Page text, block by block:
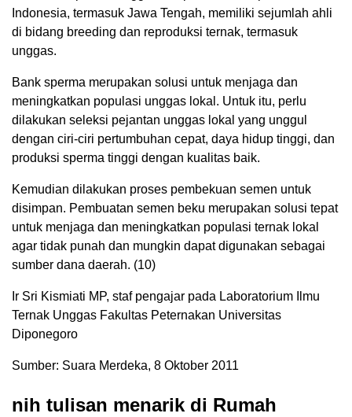
Indonesia, termasuk Jawa Tengah, memiliki sejumlah ahli
di bidang breeding dan reproduksi ternak, termasuk
unggas.
Bank sperma merupakan solusi untuk menjaga dan
meningkatkan populasi unggas lokal. Untuk itu, perlu
dilakukan seleksi pejantan unggas lokal yang unggul
dengan ciri-ciri pertumbuhan cepat, daya hidup tinggi, dan
produksi sperma tinggi dengan kualitas baik.
Kemudian dilakukan proses pembekuan semen untuk
disimpan. Pembuatan semen beku merupakan solusi tepat
untuk menjaga dan meningkatkan populasi ternak lokal
agar tidak punah dan mungkin dapat digunakan sebagai
sumber dana daerah. (10)
Ir Sri Kismiati MP, staf pengajar pada Laboratorium Ilmu
Ternak Unggas Fakultas Peternakan Universitas
Diponegoro
Sumber: Suara Merdeka, 8 Oktober 2011
nih tulisan menarik di Rumah